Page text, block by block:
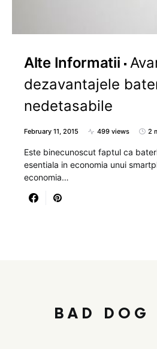
Alte Informatii
dezavantajele
nedetasabile
February 11, 2015 499 views 2
Este binecunoscut faptul ca
esentiala in economia unui
economia…
BAD DOG